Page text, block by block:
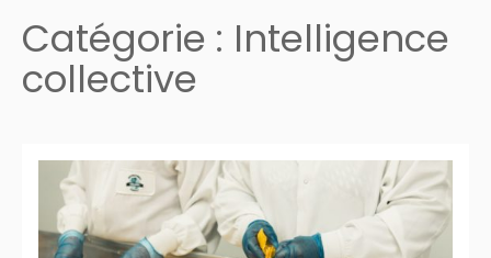
Catégorie : Intelligence
collective